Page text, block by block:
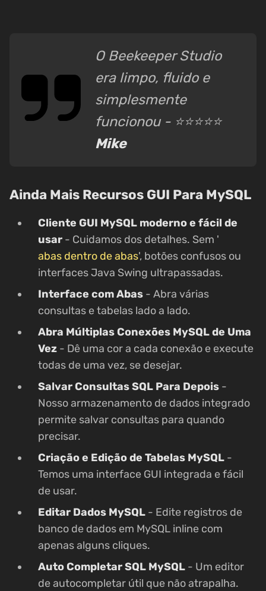
O Beekeeper Studio
era limpo, fluido e
simplesmente
funcionou - ⭐⭐⭐⭐⭐
Mike
Ainda Mais Recursos GUI Para MySQL
Cliente GUI MySQL moderno e fácil de
usar - Cuidamos dos detalhes. Sem '
abas dentro de abas', botões confusos ou
interfaces Java Swing ultrapassadas.
Interface com Abas - Abra várias
consultas e tabelas lado a lado.
Abra Múltiplas Conexões MySQL de Uma
Vez - Dê uma cor a cada conexão e execute
todas de uma vez, se desejar.
Salvar Consultas SQL Para Depois -
Nosso armazenamento de dados integrado
permite salvar consultas para quando
precisar.
Criação e Edição de Tabelas MySQL -
Temos uma interface GUI integrada e fácil
de usar.
Editar Dados MySQL - Edite registros de
banco de dados em MySQL inline com
apenas alguns cliques.
Auto Completar SQL MySQL - Um editor
de autocompletar útil que não atrapalha.